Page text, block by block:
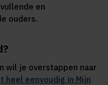
en
ouders.
wil je overstappen naar
heel eenvoudig in Mijn